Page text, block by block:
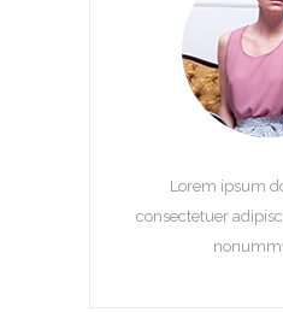
Lorem ipsum
consectetuer